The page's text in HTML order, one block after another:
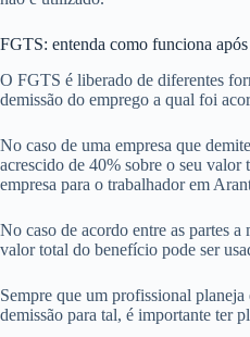
FGTS: entenda como funciona
O FGTS é liberado de diferentes
demissão do emprego a qual foi
No caso de uma empresa que
acrescido de 40% sobre o seu valor
empresa para o trabalhador em
No caso de acordo entre as partes
valor total do benefício pode ser
Sempre que um profissional
demissão para tal, é importante ter